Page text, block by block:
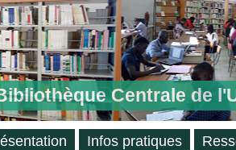
Centrale de
Infos pratiques